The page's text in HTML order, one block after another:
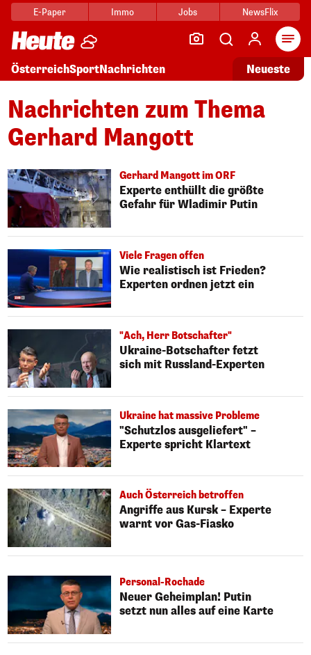
E-Paper Immo Jobs NewsFlix
ÖsterreichSportNachrichten Neueste
Nachrichten zum Thema
Gerhard Mangott
Gerhard Mangott im ORF
Experte enthüllt die größte
Gefahr für Wladimir Putin
Viele Fragen offen
Wie realistisch ist Frieden?
Experten ordnen jetzt ein
"Ach, Herr Botschafter"
Ukraine-Botschafter fetzt
sich mit Russland-Experten
Ukraine hat massive Probleme
"Schutzlos ausgeliefert" –
Experte spricht Klartext
Auch Österreich betroffen
Angriffe aus Kursk – Experte
warnt vor Gas-Fiasko
Personal-Rochade
Neuer Geheimplan! Putin
setzt nun alles auf eine Karte